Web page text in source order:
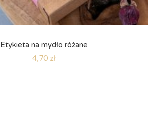
Etykieta na mydło różane
4,70 zł